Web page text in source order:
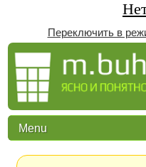
Переключить в
Menu